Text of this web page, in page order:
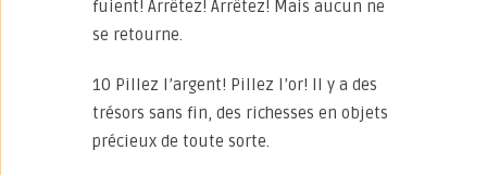
fuient! Arrêtez! Arrêtez! Mais aucun ne
se retourne.
10 Pillez l’argent! Pillez l’or! Il y a des
trésors sans fin, des richesses en objets
précieux de toute sorte.